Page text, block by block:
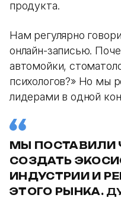
продукта.
Нам регулярно
онлайн-записью.
автомойки,
психологов?» Но мы
лидерами в одной
МЫ ПОСТАВИЛИ
СОЗДАТЬ
ИНДУСТРИИ И
ЭТОГО РЫНКА.